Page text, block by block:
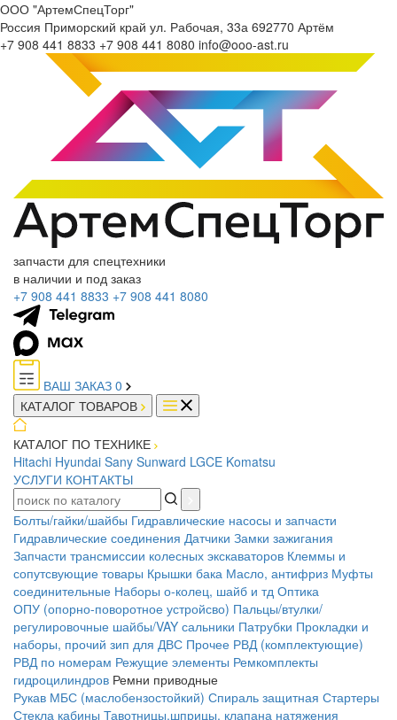
ООО "АртемСпецТорг"
Россия Приморский край ул. Рабочая, 33а 692770 Артём
+7 908 441 8833 +7 908 441 8080 info@ooo-ast.ru
запчасти для спецтехники
в наличии и под заказ
+7 908 441 8833 +7 908 441 8080
ВАШ ЗАКАЗ 0
КАТАЛОГ ТОВАРОВ
КАТАЛОГ ПО ТЕХНИКЕ
Hitachi Hyundai Sany Sunward LGCE Komatsu
УСЛУГИ КОНТАКТЫ
Болты/гайки/шайбы Гидравлические насосы и запчасти
Гидравлические соединения Датчики Замки зажигания
Запчасти трансмиссии колесных экскаваторов Клеммы и
сопутсвующие товары Крышки бака Масло, антифриз Муфты
соединительные Наборы о-колец, шайб и тд Оптика
ОПУ (опорно-поворотное устройсво) Пальцы/втулки/
регулировочные шайбы/VAY сальники Патрубки Прокладки и
наборы, прочий зип для ДВС Прочее РВД (комплектующие)
РВД по номерам Режущие элементы Ремкомплекты
гидроцилиндров Ремни приводные
Рукав МБС (маслобензостойкий) Спираль защитная Стартеры
Стекла кабины Тавотницы,шприцы, клапана натяжения